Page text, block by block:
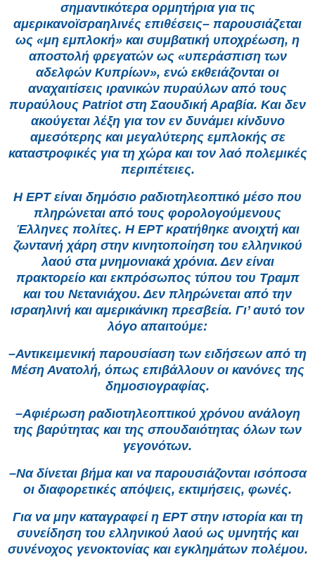
σημαντικότερα ορμητήρια για τις
αμερικανοϊσραηλινές επιθέσεις– παρουσιάζεται
ως «μη εμπλοκή» και συμβατική υποχρέωση, η
αποστολή φρεγατών ως «υπεράσπιση των
αδελφών Κυπρίων», ενώ εκθειάζονται οι
αναχαιτίσεις ιρανικών πυραύλων από τους
πυραύλους Patriot στη Σαουδική Αραβία. Και δεν
ακούγεται λέξη για τον εν δυνάμει κίνδυνο
αμεσότερης και μεγαλύτερης εμπλοκής σε
καταστροφικές για τη χώρα και τον λαό πολεμικές
περιπέτειες.
Η ΕΡΤ είναι δημόσιο ραδιοτηλεοπτικό μέσο που
πληρώνεται από τους φορολογούμενους
Έλληνες πολίτες. Η ΕΡΤ κρατήθηκε ανοιχτή και
ζωντανή χάρη στην κινητοποίηση του ελληνικού
λαού στα μνημονιακά χρόνια. Δεν είναι
πρακτορείο και εκπρόσωπος τύπου του Τραμπ
και του Νετανιάχου. Δεν πληρώνεται από την
ισραηλινή και αμερικάνικη πρεσβεία. Γι’ αυτό τον
λόγο απαιτούμε:
–Αντικειμενική παρουσίαση των ειδήσεων από τη
Μέση Ανατολή, όπως επιβάλλουν οι κανόνες της
δημοσιογραφίας.
–Αφιέρωση ραδιοτηλεοπτικού χρόνου ανάλογη
της βαρύτητας και της σπουδαιότητας όλων των
γεγονότων.
–Να δίνεται βήμα και να παρουσιάζονται ισόποσα
οι διαφορετικές απόψεις, εκτιμήσεις, φωνές.
Για να μην καταγραφεί η ΕΡΤ στην ιστορία και τη
συνείδηση του ελληνικού λαού ως υμνητής και
συνένοχος γενοκτονίας και εγκλημάτων πολέμου.